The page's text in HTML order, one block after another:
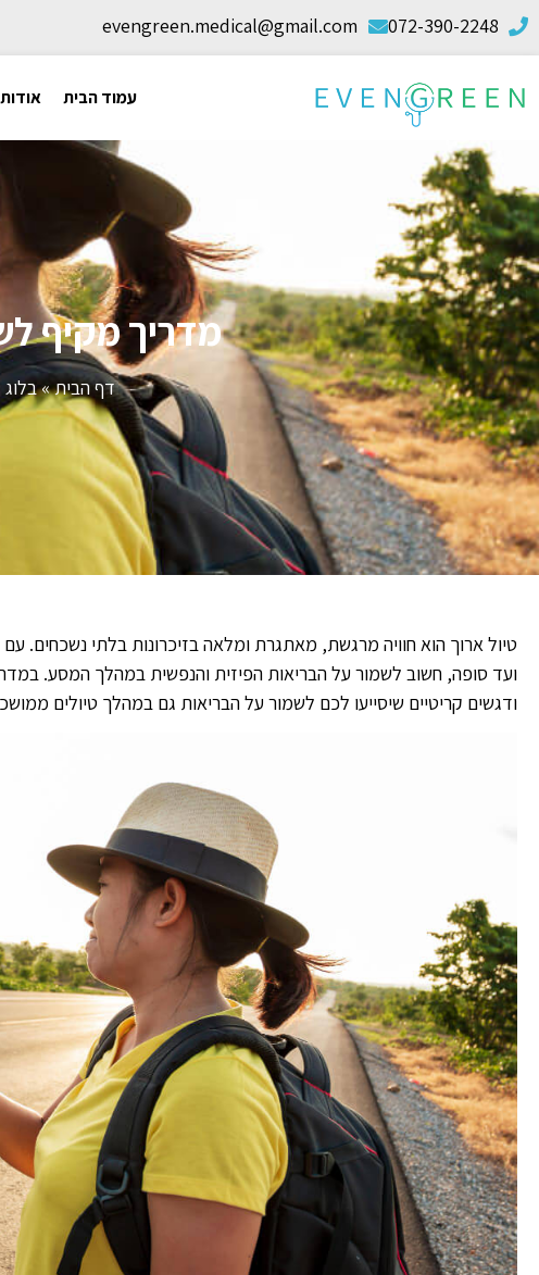
072-390-2248
evengreen.medical@gmail.com
עמוד הבית אודות
מדריך מקיף
דף הבית»בלוג
טיול ארוך הוא חוויה מרגשת, מאתגרת ומלאה בזיכרונות בלתי נשכחים.
ועד סופה, חשוב לשמור על הבריאות הפיזית והנפשית במהלך המסע.
ודגשים קריטיים שיסייעו לכם לשמור על הבריאות גם במהלך טיולים